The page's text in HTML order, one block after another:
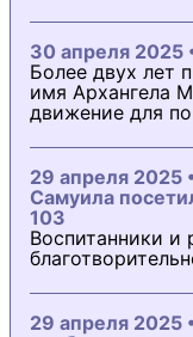
30 апреля
Более двух лет
имя Архангела
движение для
29 апреля 2025
Самуила
103
Воспитанники и
29 апреля 2025